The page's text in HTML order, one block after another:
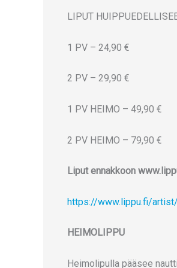
LIPUT
1 PV – 24,90 €
2 PV – 29,90 €
1 PV HEIMO – 49,90 €
2 PV HEIMO – 79,90 €
Liput ennakkoon
https://www.lippu.fi/
HEIMOLIPPU
Heimolipulla pääsee